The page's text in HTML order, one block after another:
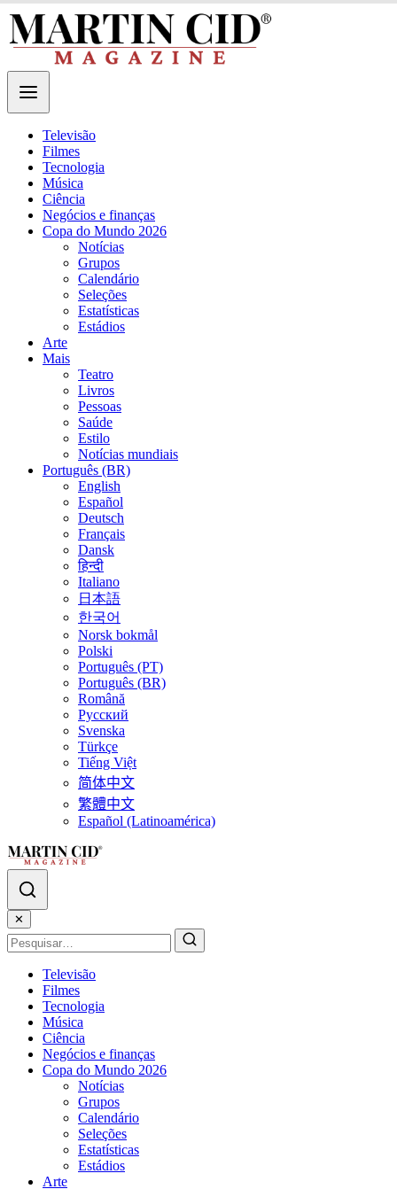
Televisão
Filmes
Tecnologia
Música
Ciência
Negócios e finanças
Copa do Mundo 2026
Notícias
Grupos
Calendário
Seleções
Estatísticas
Estádios
Arte
Mais
Teatro
Livros
Pessoas
Saúde
Estilo
Notícias mundiais
Português (BR)
English
Español
Deutsch
Français
Dansk
हिन्दी
Italiano
日本語
한국어
Norsk bokmål
Polski
Português (PT)
Português (BR)
Română
Русский
Svenska
Türkçe
Tiếng Việt
简体中文
繁體中文
Español (Latinoamérica)
✕
Televisão
Filmes
Tecnologia
Música
Ciência
Negócios e finanças
Copa do Mundo 2026
Notícias
Grupos
Calendário
Seleções
Estatísticas
Estádios
Arte